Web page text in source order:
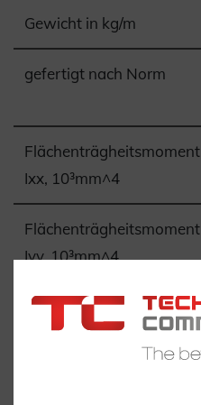
Gewicht in kg/m
gefertigt nach Norm
Flächenträgheitsmoment
Ixx, 10³mm^4
Flächenträgheitsmoment
Iyy, 10³mm^4
Torsionskonstante J,
10³mm^4